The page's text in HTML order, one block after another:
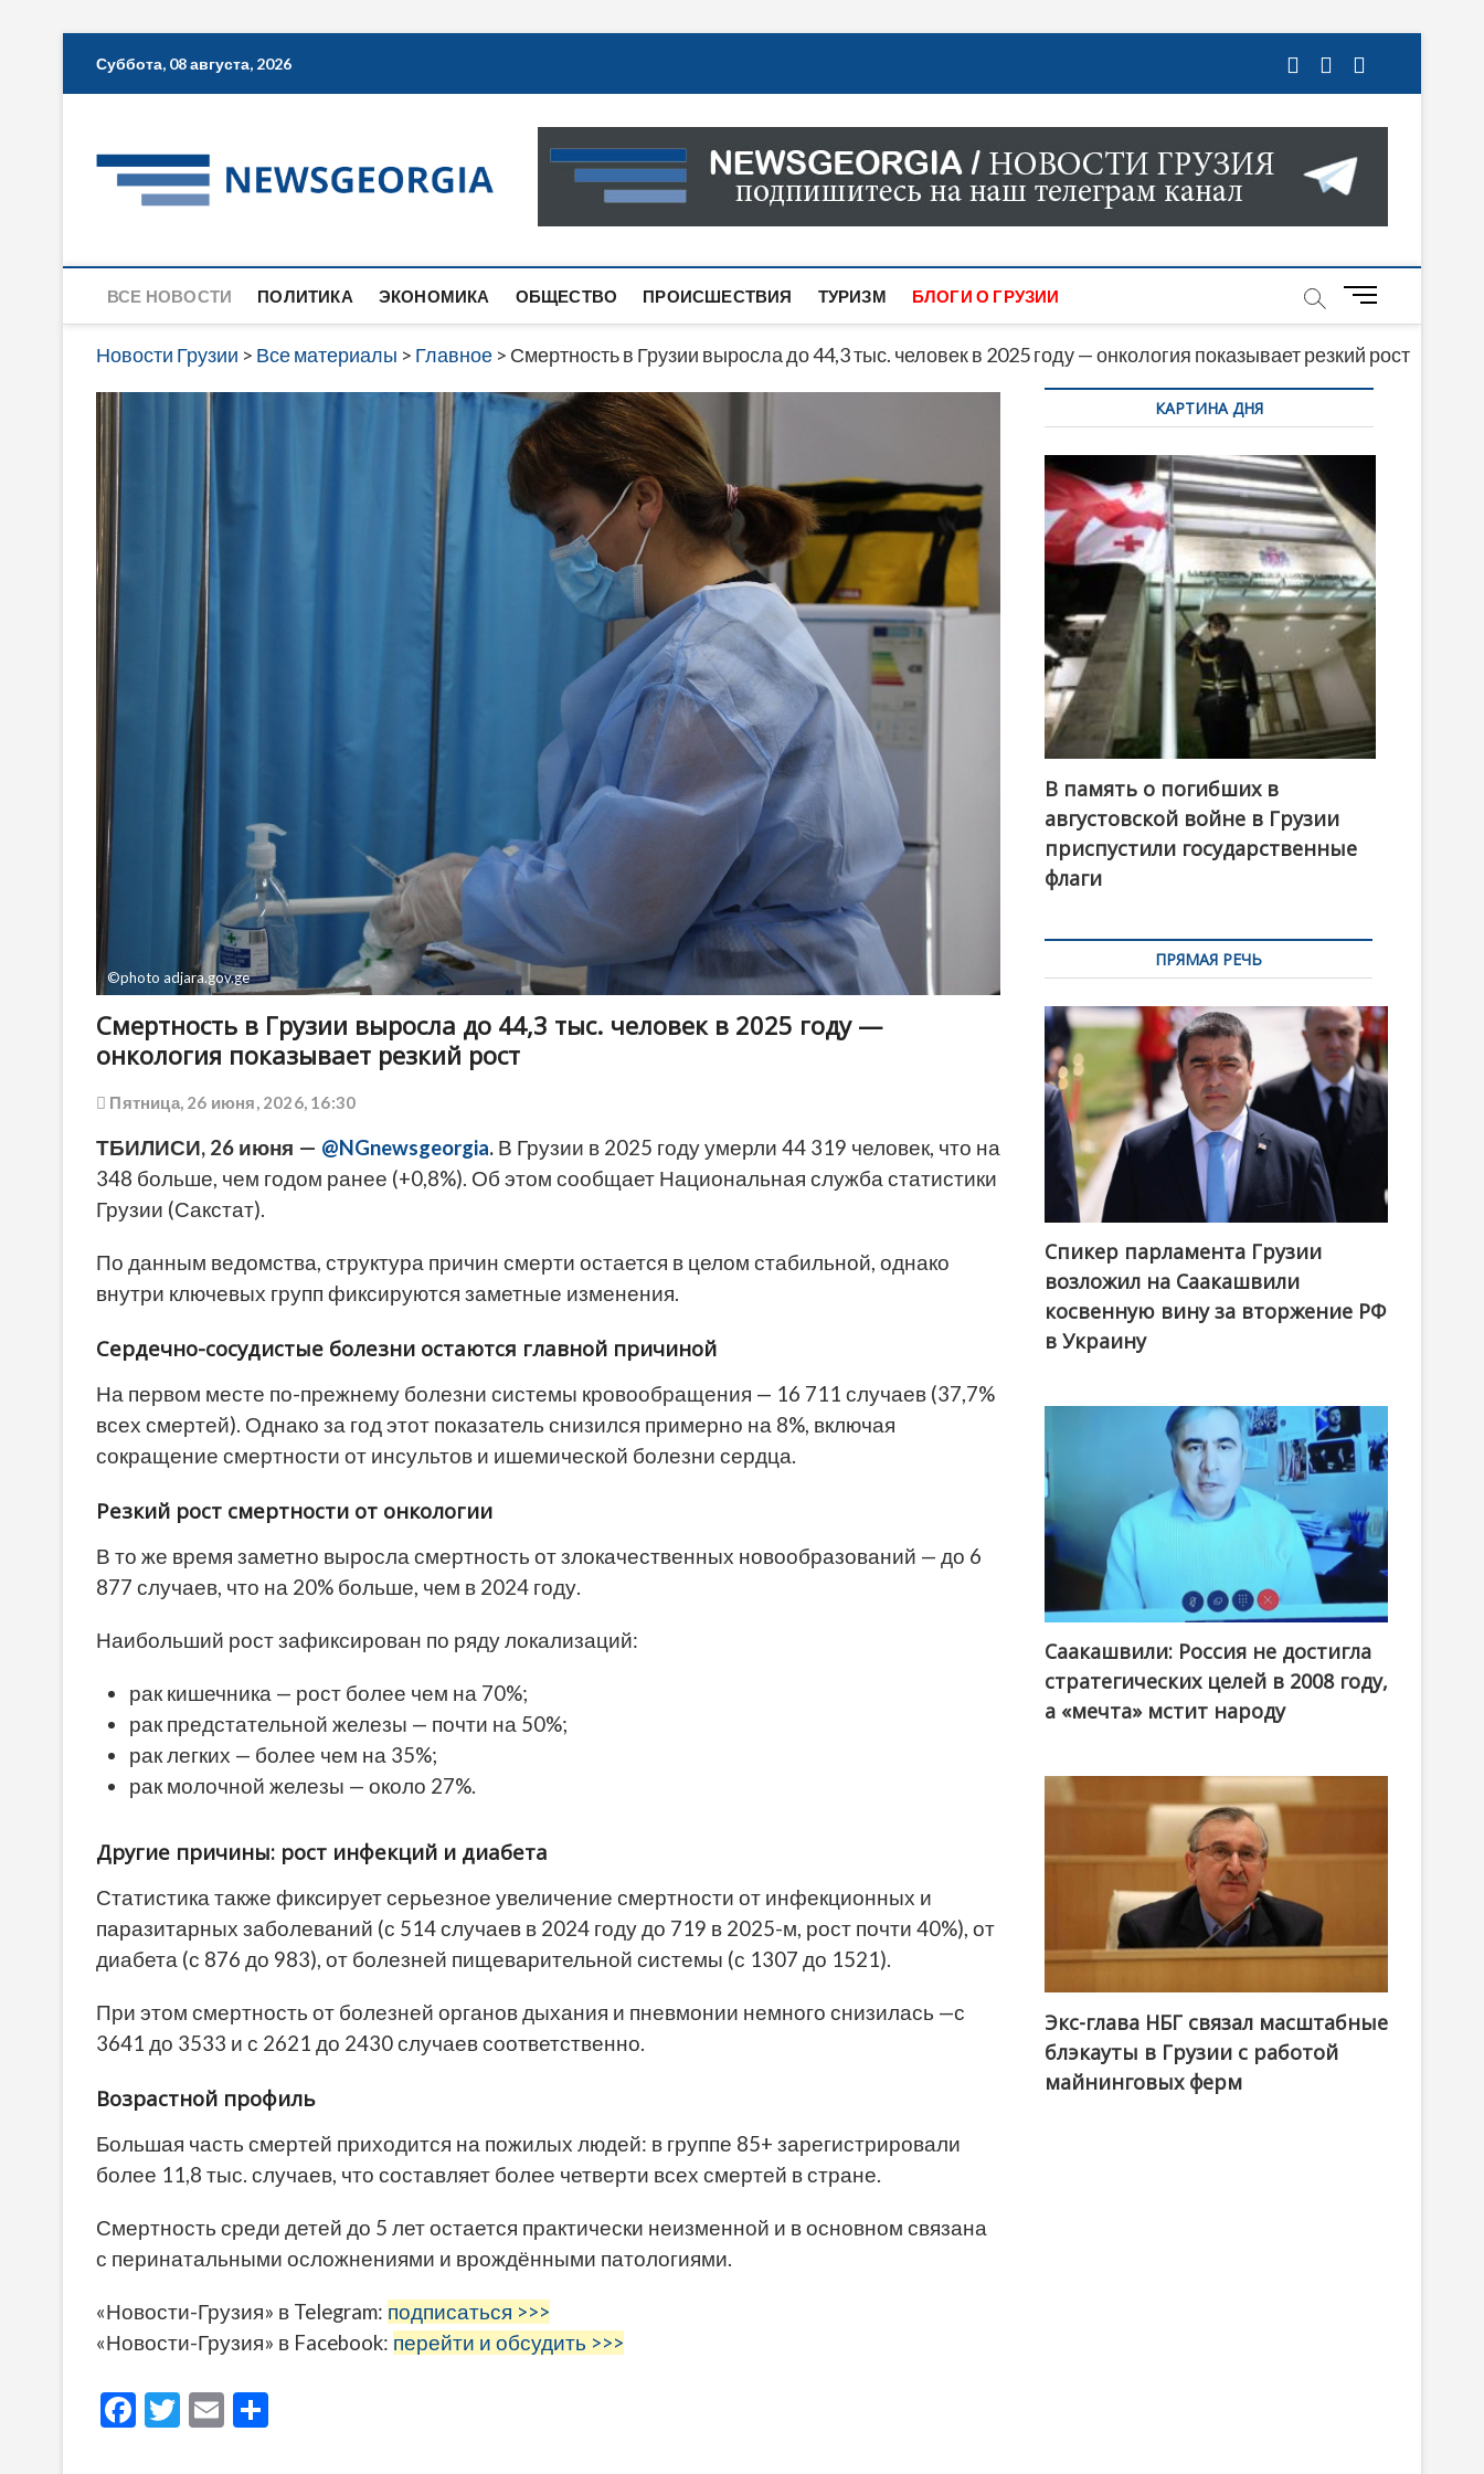
Суббота, 08 августа, 2026
Новости Грузии
САМАЯ АКТУАЛЬНАЯ ИНФОРМАЦИЯ О СОБЫТИЯХ В ГРУЗИИ. НОВОСТИ ГРУЗИИ ОНЛАЙН. НА
САЙТЕ ВЫ НАЙДЕТЕ НОВОСТИ ПОЛИТИКИ, ЭКОНОМИКИ, КУЛЬТУРЫ, СПОРТА И МНОГОЕ
ВСЕ НОВОСТИ ПОЛИТИКА ЭКОНОМИКА ОБЩЕСТВО ПРОИСШЕСТВИЯ ТУРИЗМ БЛОГИ О ГРУЗИИ
M
e
n
o
n
Новости Грузии > Все материалы > Главное > Смертность в Грузии выросла до 44,3 тыс. человек в 2025 году — онкология показывает резкий рост
©photo adjara.gov.ge
Смертность в Грузии выросла до 44,3 тыс. человек в 2025 году —
онкология показывает резкий рост
Пятница, 26 июня, 2026, 16:30
ТБИЛИСИ, 26 июня — @NGnewsgeorgia. В Грузии в 2025 году умерли 44 319 человек, что на
348 больше, чем годом ранее (+0,8%). Об этом сообщает Национальная служба статистики
Грузии (Сакстат).
По данным ведомства, структура причин смерти остается в целом стабильной, однако
внутри ключевых групп фиксируются заметные изменения.
Сердечно-сосудистые болезни остаются главной причиной
На первом месте по-прежнему болезни системы кровообращения — 16 711 случаев (37,7%
всех смертей). Однако за год этот показатель снизился примерно на 8%, включая
сокращение смертности от инсультов и ишемической болезни сердца.
Резкий рост смертности от онкологии
В то же время заметно выросла смертность от злокачественных новообразований — до 6
877 случаев, что на 20% больше, чем в 2024 году.
Наибольший рост зафиксирован по ряду локализаций:
рак кишечника — рост более чем на 70%;
рак предстательной железы — почти на 50%;
рак легких — более чем на 35%;
рак молочной железы — около 27%.
Другие причины: рост инфекций и диабета
Статистика также фиксирует серьезное увеличение смертности от инфекционных и
паразитарных заболеваний (с 514 случаев в 2024 году до 719 в 2025-м, рост почти 40%), от
диабета (с 876 до 983), от болезней пищеварительной системы (с 1307 до 1521).
При этом смертность от болезней органов дыхания и пневмонии немного снизилась —с
3641 до 3533 и с 2621 до 2430 случаев соответственно.
Возрастной профиль
Большая часть смертей приходится на пожилых людей: в группе 85+ зарегистрировали
более 11,8 тыс. случаев, что составляет более четверти всех смертей в стране.
Смертность среди детей до 5 лет остается практически неизменной и в основном связана
с перинатальными осложнениями и врождёнными патологиями.
«Новости-Грузия» в Telegram: подписаться >>>
«Новости-Грузия» в Facebook: перейти и обсудить >>>
F
T
E
КАРТИНА ДНЯ
В память о погибших в
августовской войне в Грузии
приспустили государственные
флаги
ПРЯМАЯ РЕЧЬ
Спикер парламента Грузии
возложил на Саакашвили
косвенную вину за вторжение РФ
в Украину
Саакашвили: Россия не достигла
стратегических целей в 2008 году,
а «мечта» мстит народу
Экс-глава НБГ связал масштабные
блэкауты в Грузии с работой
майнинговых ферм